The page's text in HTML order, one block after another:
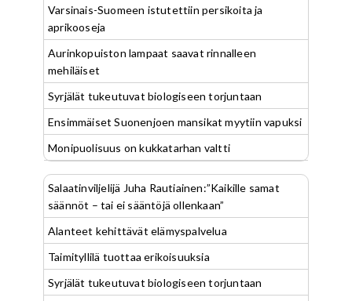
Varsinais-Suomeen istutettiin persikoita ja
aprikooseja
Aurinkopuiston lampaat saavat rinnalleen
mehiläiset
Syrjälät tukeutuvat biologiseen torjuntaan
Ensimmäiset Suonenjoen mansikat myytiin vapuksi
Monipuolisuus on kukkatarhan valtti
Salaatinviljelijä Juha Rautiainen:”Kaikille samat
säännöt – tai ei sääntöjä ollenkaan”
Alanteet kehittävät elämyspalvelua
Taimityllilä tuottaa erikoisuuksia
Syrjälät tukeutuvat biologiseen torjuntaan